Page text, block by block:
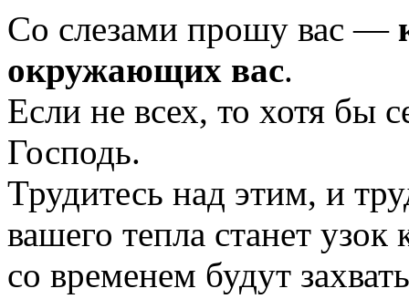
Со слезами прошу вас —
окружающих вас.
Если не всех, то хотя бы
Господь.
Трудитесь над этим, и
вашего тепла станет
со временем будут